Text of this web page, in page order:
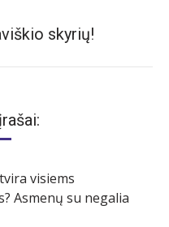
skyrių!
visiems
Asmenų su negalia